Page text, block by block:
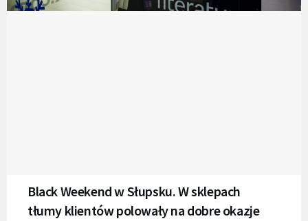
Black Weekend w Słupsku. W sklepach
tłumy klientów polowały na dobre okazje